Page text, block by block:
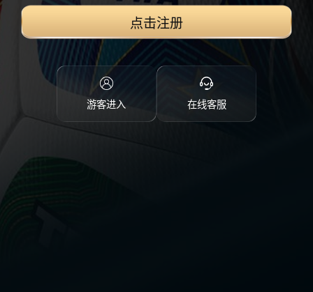
点击注册
游客进入 在线客服